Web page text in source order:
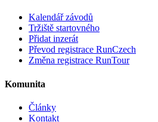
Kalendář závodů
Tržiště startovného
Přidat inzerát
Převod registrace RunCzech
Změna registrace RunTour
Komunita
Články
Kontakt